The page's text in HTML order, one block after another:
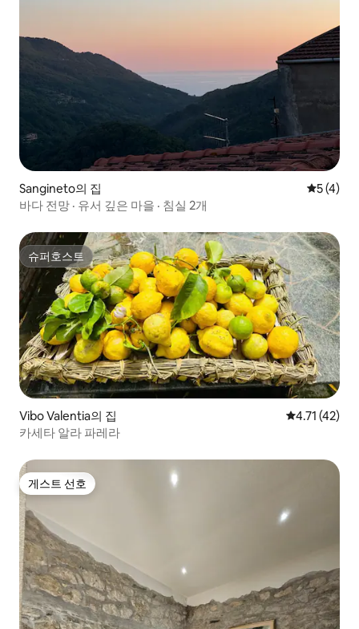
Sangineto의 집 평점 5점
5 (4)
바다 전망 · 유서 깊은 마을 · 침실 2개
슈퍼호스트
슈퍼호스트
Vibo Valentia의 집 평점 4.71점
4.71 (42)
카세타 알라 파레라
게스트 선호
게스트 선호